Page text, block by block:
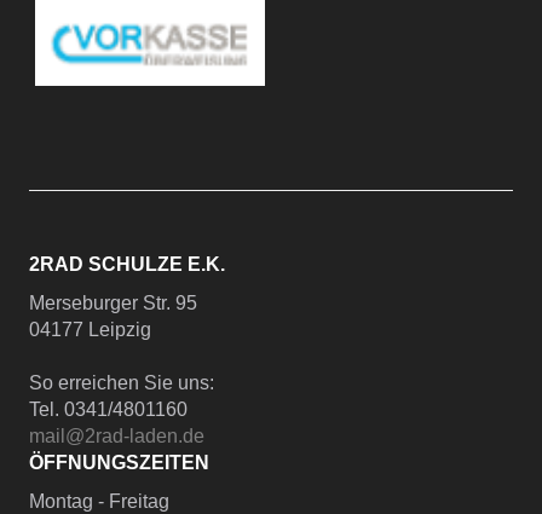
2RAD SCHULZE E.K.
Merseburger Str. 95
04177 Leipzig
So erreichen Sie uns:
Tel. 0341/4801160
mail@2rad-laden.de
ÖFFNUNGSZEITEN
Montag - Freitag